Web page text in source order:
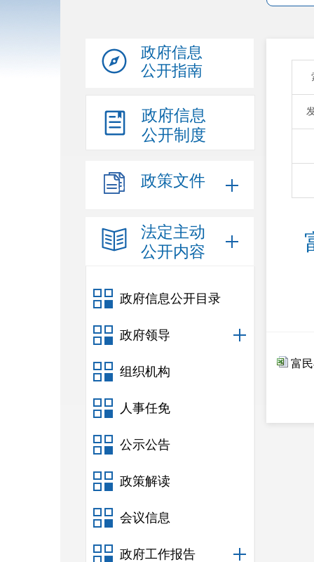
政府信息
公开指南
政府信息
公开制度
政策文件
法定主动
公开内容
政府信息公开目录
政府领导
组织机构
人事任免
公示公告
政策解读
会议信息
政府工作报告
富